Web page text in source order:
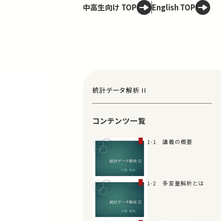
中高生向け TOP English TOP
統計データ解析 II
コンテンツ一覧
1-1 講義の概要
1-2 多変量解析とは